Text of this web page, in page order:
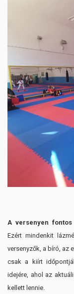
A versenyen
Ezért mindenkit
versenyzők, a bíró, az
csak a kiírt
idejére, ahol az
kellett lennie.